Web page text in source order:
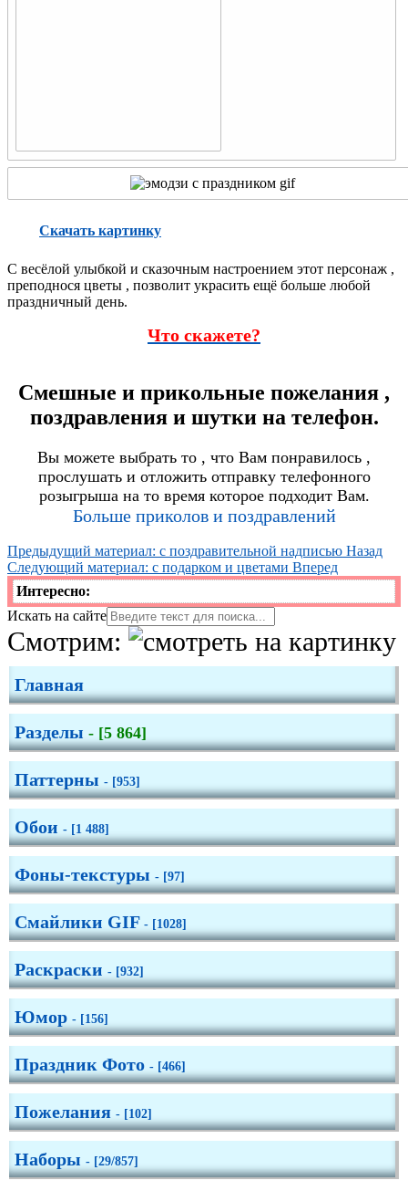
День Знаний
День танкиста
День учителя
День бабушек и
дедушек
День Матери
День лохматых
День РВСН
Скачать картинку
С весёлой улыбкой и сказочным настроением этот персонаж ,
преподнося цветы , позволит украсить ещё больше любой
праздничный день.
Что скажете?
Смешные и прикольные пожелания ,
поздравления и шутки на телефон.
Вы можете выбрать то , что Вам понравилось ,
прослушать и отложить отправку телефонного
розыгрыша на то время которое подходит Вам.
Больше приколов и поздравлений
Предыдущий материал: с поздравительной надписью Назад
Следующий материал: с подарком и цветами Вперед
Интересно:
Искать на сайте
Смотрим:
Главная
Разделы - [5 864]
Паттерны - [953]
Обои - [1 488]
Фоны-текстуры - [97]
Смайлики GIF - [1028]
Раскраски - [932]
Юмор - [156]
Праздник Фото - [466]
Пожелания - [102]
Наборы - [29/857]